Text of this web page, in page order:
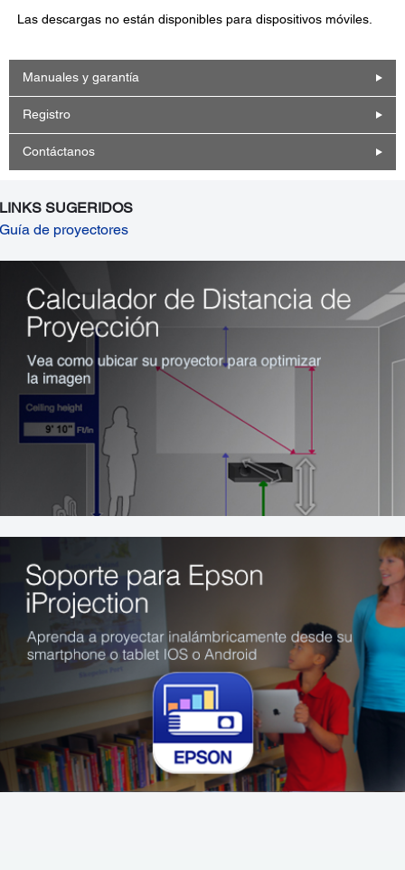
Las descargas no están disponibles para dispositivos móviles.
Manuales y garantía
Registro
Contáctanos
LINKS SUGERIDOS
Guía de proyectores